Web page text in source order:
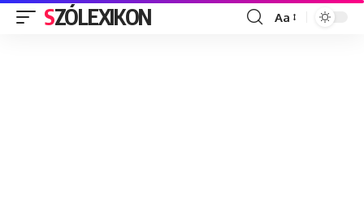
SZÓLEXIKON
Font
Aa